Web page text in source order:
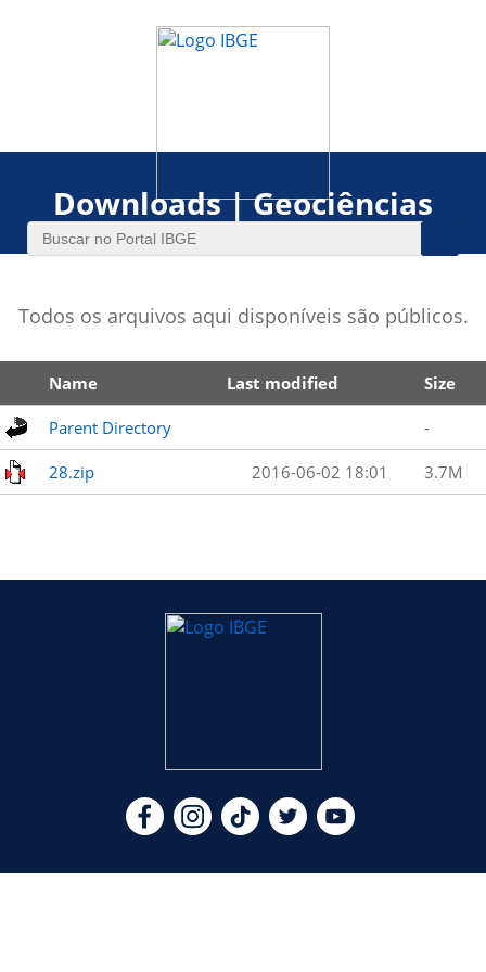
Downloads | Geociências
Todos os arquivos aqui disponíveis são públicos.
Name Last modified Size
Parent Directory -
28.zip 2016-06-02 18:01 3.7M